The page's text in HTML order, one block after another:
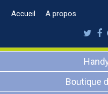
Accueil A propos
Boutique